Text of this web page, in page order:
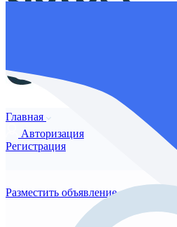
Главная
Авторизация
Регистрация
Разместить объявление